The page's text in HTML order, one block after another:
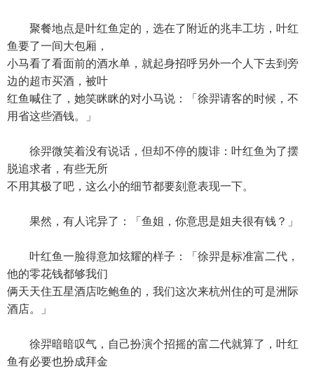
聚餐地点是叶红鱼定的，选在了附近的兆丰工坊，叶红
鱼要了一间大包厢，
小马看了看面前的酒水单，就起身招呼另外一个人下去到旁
边的超市买酒，被叶
红鱼喊住了，她笑眯眯的对小马说：「徐羿请客的时候，不
用省这些酒钱。」
徐羿微笑着没有说话，但却不停的腹诽：叶红鱼为了摆
脱追求者，有些无所
不用其极了吧，这么小的细节都要刻意表现一下。
果然，有人诧异了：「鱼姐，你意思是姐夫很有钱？」
叶红鱼一脸得意加炫耀的样子：「徐羿是标准富二代，
他的零花钱都够我们
俩天天住五星酒店吃鲍鱼的，我们这次来杭州住的可是洲际
酒店。」
徐羿暗暗叹气，自己扮演个招摇的富二代就算了，叶红
鱼有必要也扮成拜金